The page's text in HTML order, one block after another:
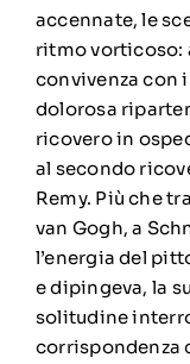
accennate, le
ritmo vorticoso:
convivenza con
dolorosa
ricovero in
al secondo
Remy. Più che
van Gogh, a
l’energia del
e dipingeva, la
solitudine
corrispondenza